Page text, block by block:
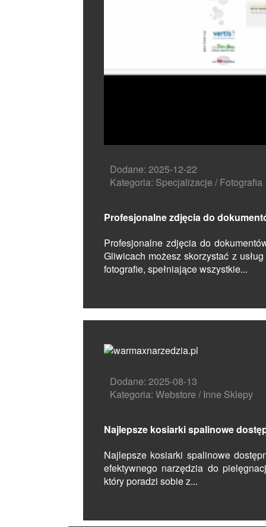
Dodane: 2025-12-22
Kategoria: Specjalizacje / Fotografia
Profesjonalne zdjęcia do
Profesjonalne zdjęcia do
Gliwicach możesz skorzystać z
fotografie, spełniające wszystkie...
Dodane: 2025-08-13
Kategoria: Webstore / Inne Sklepy
Najlepsze kosiarki spalinowe
Najlepsze kosiarki spalinowe
efektywnego narzędzia do
który poradzi sobie z...